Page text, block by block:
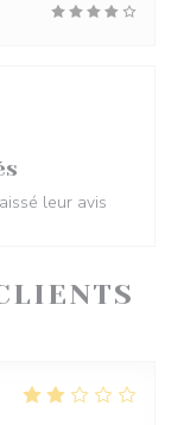
leur avis